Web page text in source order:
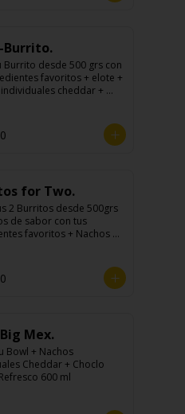
Burrito.
Burrito desde 500 grs con
favoritos + elote +
cheddar +
for Two.
2 Burritos desde 500grs
de sabor con tus
favoritos + Nachos
Mex.
Bowl + Nachos
Cheddar + Choclo
600 ml